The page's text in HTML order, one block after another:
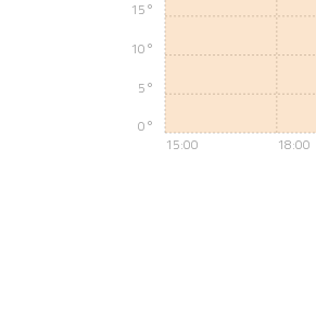
15:00 18:00
0°
5°
10°
15°